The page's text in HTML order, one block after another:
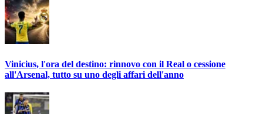
Vinicius, l'ora del destino: rinnovo con il Real o cessione
all'Arsenal, tutto su uno degli affari dell'anno